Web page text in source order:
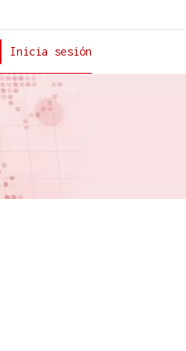
Inicia sesión